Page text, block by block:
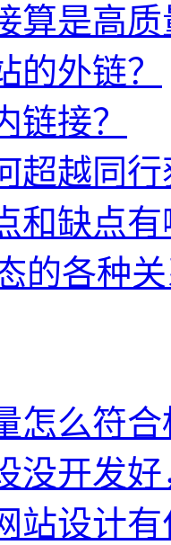
算是高
的外链？
链接？
超越同
和缺点
的各种
怎么符
没开发
站设计